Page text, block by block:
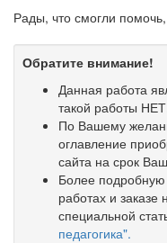
Рады, что смогли
Обратите внимание!
Данная работа
такой работы
По Вашему
оглавление
сайта на срок
Более
работах и
специальной
педагогика".